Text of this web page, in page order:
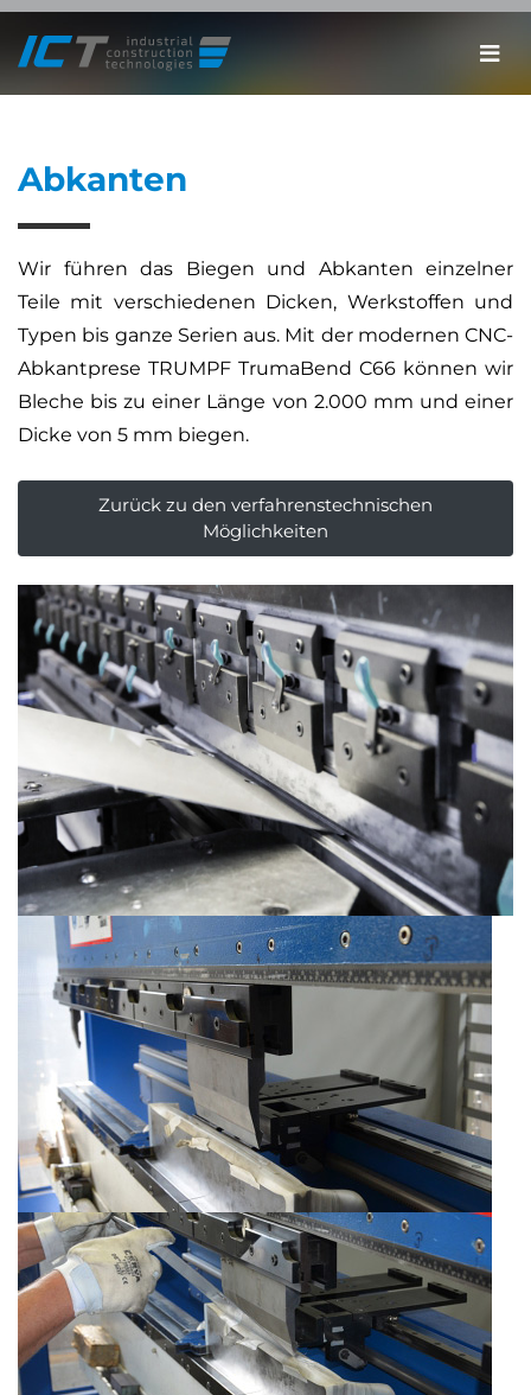
Abkanten
Wir führen das Biegen und Abkanten einzelner
Teile mit verschiedenen Dicken, Werkstoffen und
Typen bis ganze Serien aus. Mit der modernen CNC-
Abkantprese TRUMPF TrumaBend C66 können wir
Bleche bis zu einer Länge von 2.000 mm und einer
Dicke von 5 mm biegen.
Zurück zu den verfahrenstechnischen
Möglichkeiten